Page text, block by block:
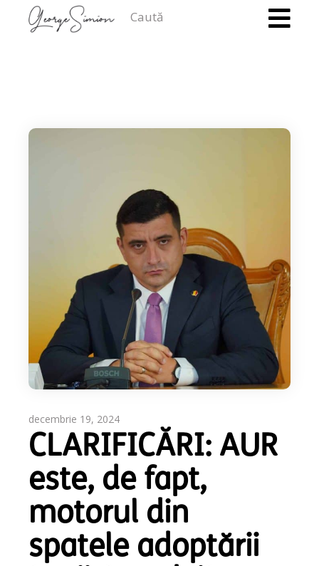
decembrie 19, 2024
CLARIFICĂRI: AUR
este, de fapt,
motorul din
spatele adoptării